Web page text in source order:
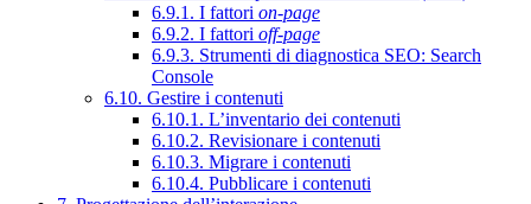
6.9.1. I fattori on-page
6.9.2. I fattori off-page
6.9.3. Strumenti di diagnostica SEO: Search
Console
6.10. Gestire i contenuti
6.10.1. L’inventario dei contenuti
6.10.2. Revisionare i contenuti
6.10.3. Migrare i contenuti
6.10.4. Pubblicare i contenuti